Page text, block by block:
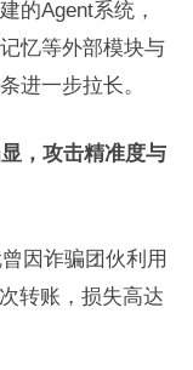
的Agent系统，
忆等外部模块与
进一步拉长。
，攻击精准度与
因诈骗团伙利用
转账，损失高达